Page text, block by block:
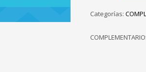
DE
cantidad
Categorías: